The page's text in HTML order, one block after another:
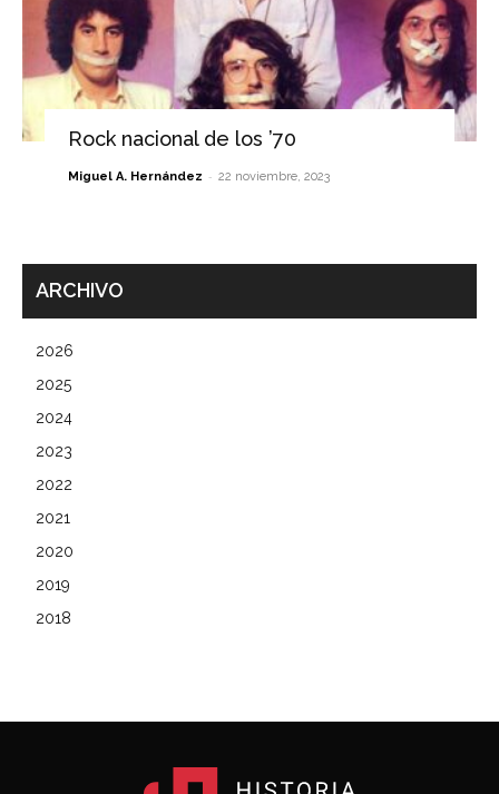
Rock nacional de los ’70
Miguel A. Hernández - 22 noviembre, 2023
ARCHIVO
2026
2025
2024
2023
2022
2021
2020
2019
2018